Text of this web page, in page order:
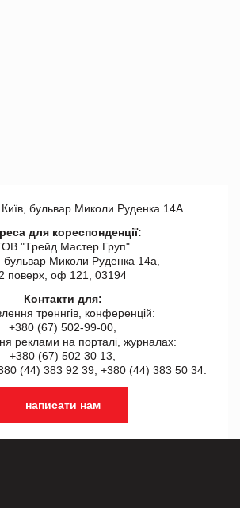
бульвар Миколи Руденка 14А
для кореспонденції:
"Tрейд Мастер Груп"
бульвар Миколи Руденка 14а,
2 поверх, оф 121, 03194
Контакти для:
треннгів, конференцій:
+380 (67) 502-99-00,
реклами на порталі, журналах:
+380 (67) 502 30 13,
(44) 383 92 39, +380 (44) 383 50 34.
написати нам